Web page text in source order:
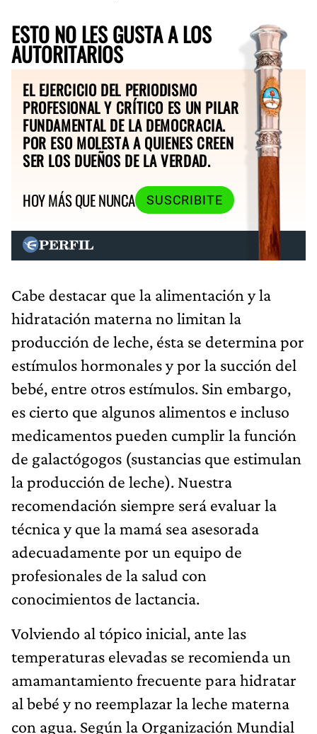
ESTO NO LES GUSTA A LOS
AUTORITARIOS
EL EJERCICIO DEL PERIODISMO
PROFESIONAL Y CRÍTICO ES UN PILAR
FUNDAMENTAL DE LA DEMOCRACIA.
POR ESO MOLESTA A QUIENES CREEN
SER LOS DUEÑOS DE LA VERDAD.
HOY MÁS QUE NUNCA
SUSCRIBITE
Cabe destacar que la alimentación y la
hidratación materna no limitan la
producción de leche, ésta se determina por
estímulos hormonales y por la succión del
bebé, entre otros estímulos. Sin embargo,
es cierto que algunos alimentos e incluso
medicamentos pueden cumplir la función
de galactógogos (sustancias que estimulan
la producción de leche). Nuestra
recomendación siempre será evaluar la
técnica y que la mamá sea asesorada
adecuadamente por un equipo de
profesionales de la salud con
conocimientos de lactancia.
Volviendo al tópico inicial, ante las
temperaturas elevadas se recomienda un
amamantamiento frecuente para hidratar
al bebé y no reemplazar la leche materna
con agua. Según la Organización Mundial